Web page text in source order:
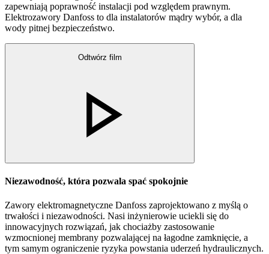
zapewniają poprawność instalacji pod względem prawnym.
Elektrozawory Danfoss to dla instalatorów mądry wybór, a dla
wody pitnej bezpieczeństwo.
Odtwórz film
Niezawodność, która pozwala spać spokojnie
Zawory elektromagnetyczne Danfoss zaprojektowano z myślą o
trwałości i niezawodności. Nasi inżynierowie uciekli się do
innowacyjnych rozwiązań, jak chociażby zastosowanie
wzmocnionej membrany pozwalającej na łagodne zamknięcie, a
tym samym ograniczenie ryzyka powstania uderzeń hydraulicznych.